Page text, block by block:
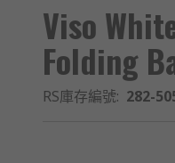
Viso
Folding
RS庫存編號: 282-